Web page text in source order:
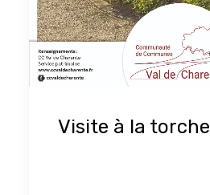
Visite à la torche